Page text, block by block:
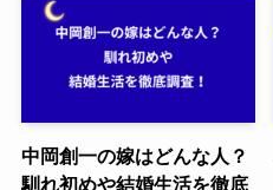
中岡創一の嫁はどんな人？
馴れ初めや結婚生活を徹底